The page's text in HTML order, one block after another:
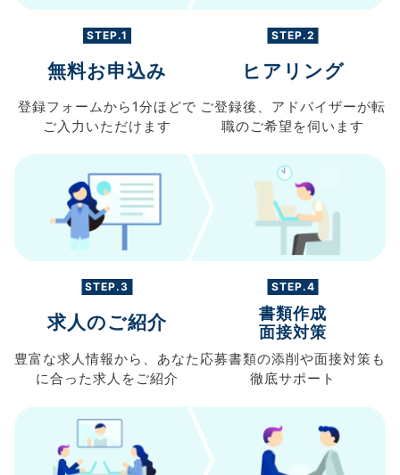
STEP.1
無料お申込み
登録フォームから 1分ほどで
ご入力 いただけます
STEP.2
ヒアリング
ご登録後、 アドバイザーが転
職のご希望を伺います
STEP.3
求人のご紹介
豊富な求人情報から、 あなた
に合った求人を ご紹介
STEP.4
書類作成
面接対策
応募書類の添削や面接対策も
徹底サポート